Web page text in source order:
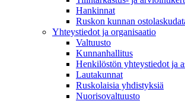
Hankinnat
Ruskon kunnan
Yhteystiedot ja organisaatio
Valtuusto
Kunnanhallitus
Henkilöstön yhteystiedot ja
Lautakunnat
Ruskolaisia yhdistyksiä
Nuorisovaltuusto